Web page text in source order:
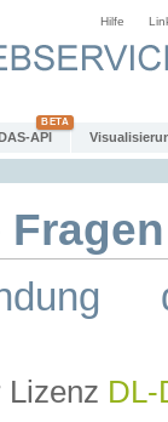
Hilfe
API
Lizenz